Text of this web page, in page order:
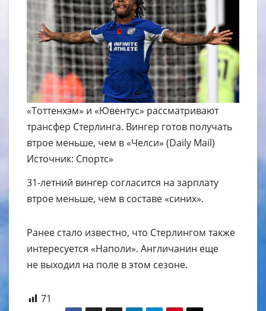
«Тоттенхэм» и «Ювентус» рассматривают
трансфер Стерлинга. Вингер готов получать
втрое меньше, чем в «Челси» (Daily Mail)
Источник: Спортс»
31-летний вингер согласится на зарплату
втрое меньше, чем в составе «синих».
Ранее стало известно, что Стерлингом также
интересуется «Наполи». Англичанин еще
не выходил на поле в этом сезоне.
71